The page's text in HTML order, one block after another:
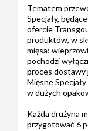
Tematem
Specjały,
ofercie
produktów, w
mięsa:
pochodzi
proces dostawy
Mięsne
w dużych
Każda drużyna
przygotować 6